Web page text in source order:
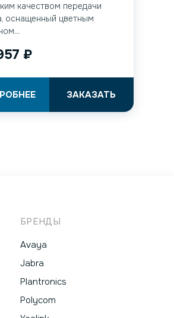
качеством передачи
оснащенный цветным
₽
ЗАКАЗАТЬ
БРЕНДЫ
Avaya
Jabra
Plantronics
Polycom